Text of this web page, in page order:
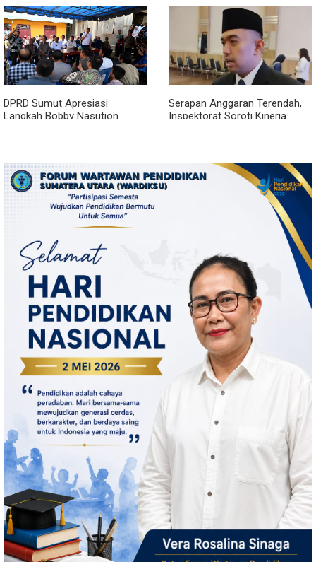
Minta Otopsi Ulang
DPRD Sumut Apresiasi
Langkah Bobby Nasution
Serapan Anggaran Terendah,
Inspektorat Soroti Kinerja